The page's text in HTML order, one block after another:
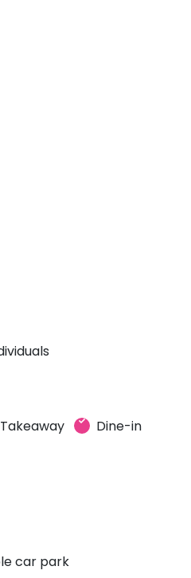
Takeaway Dine-in
car park